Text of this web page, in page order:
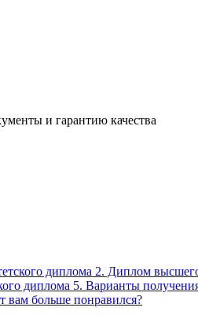
и гарантию качества
диплома 2. Диплом
диплома 5. Варианты
вам больше понравился?